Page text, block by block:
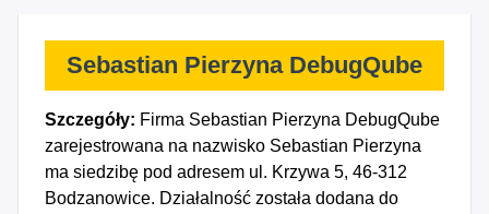
Sebastian Pierzyna DebugQube
Szczegóły: Firma Sebastian Pierzyna DebugQube
zarejestrowana na nazwisko Sebastian Pierzyna
ma siedzibę pod adresem ul. Krzywa 5, 46-312
Bodzanowice. Działalność została dodana do